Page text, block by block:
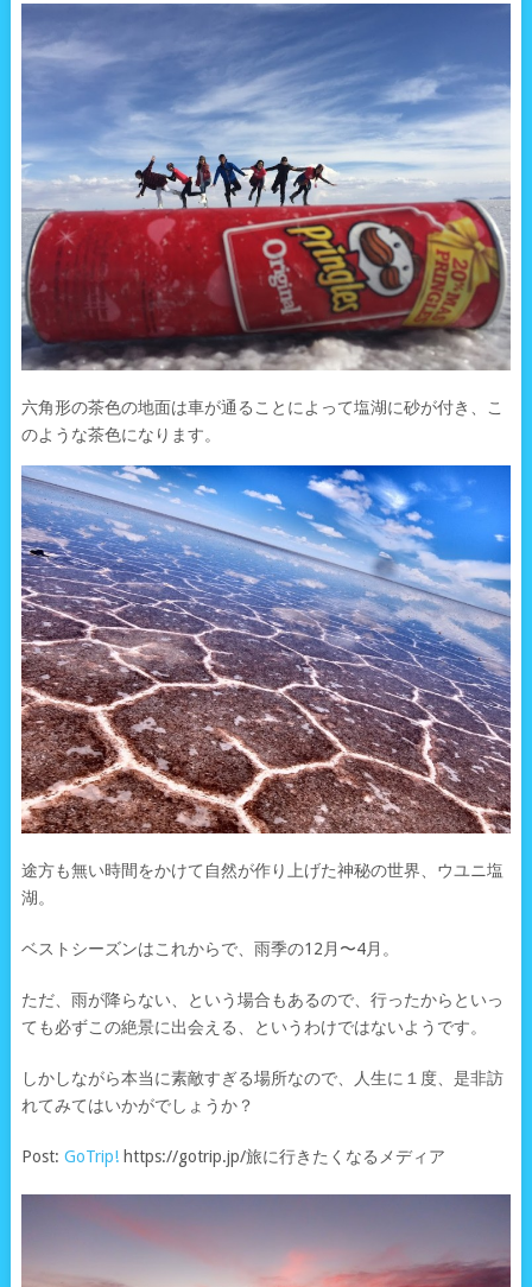
六角形の茶色の地面は車が通ることによって塩湖に砂が付き、こ
のような茶色になります。
途方も無い時間をかけて自然が作り上げた神秘の世界、ウユニ塩
湖。
ベストシーズンはこれからで、雨季の12月〜4月。
ただ、雨が降らない、という場合もあるので、行ったからといっ
ても必ずこの絶景に出会える、というわけではないようです。
しかしながら本当に素敵すぎる場所なので、人生に１度、是非訪
れてみてはいかがでしょうか？
Post: GoTrip!https://gotrip.jp/旅に行きたくなるメディア